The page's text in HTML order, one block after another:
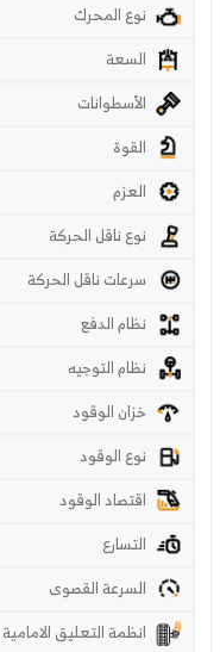
نوع المحرك
السعة
الأسطوانات
القوة
العزم
نوع ناقل الحركة
سرعات ناقل الحركة
نظام الدفع
نظام التوجيه
خزان الوقود
نوع الوقود
اقتصاد الوقود
التسارع
السرعة القصوى
انظمة التعليق الامامية